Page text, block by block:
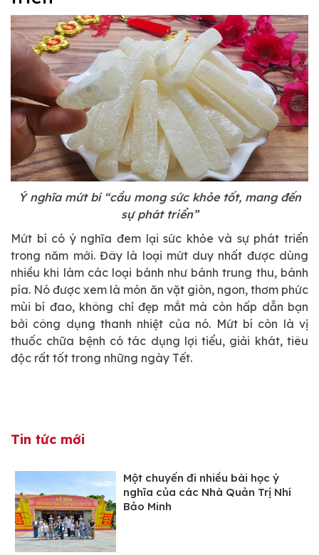
Ý nghĩa mứt bí “cầu mong sức khỏe tốt, mang đến
sự phát triển”
Mứt bí có ý nghĩa đem lại sức khỏe và sự phát triển
trong năm mới. Đây là loại mứt duy nhất được dùng
nhiều khi làm các loại bánh như bánh trung thu, bánh
pía. Nó được xem là món ăn vặt giòn, ngon, thơm phức
mùi bí đao, không chỉ đẹp mắt mà còn hấp dẫn bạn
bởi công dụng thanh nhiệt của nó. Mứt bí còn là vị
thuốc chữa bệnh có tác dụng lợi tiểu, giải khát, tiêu
độc rất tốt trong những ngày Tết.
Tin tức mới
Một chuyến đi nhiều bài học ý
nghĩa của các Nhà Quản Trị Nhí
Bảo Minh